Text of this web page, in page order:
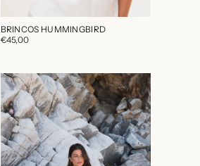
BRINCOS HUMMINGBIRD
€45,00